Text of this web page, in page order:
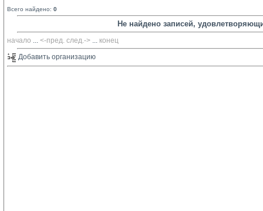
Всего найдено: 0
Не найдено записей,
начало ... <-пред. след.-> ... конец
Добавить организацию